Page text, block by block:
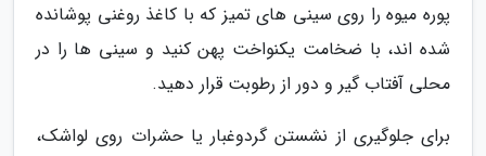
پوره میوه را روی سینی های تمیز که با کاغذ روغنی پوشانده
شده اند، با ضخامت یکنواخت پهن کنید و سینی ها را در
محلی آفتاب گیر و دور از رطوبت قرار دهید.
برای جلوگیری از نشستن گردوغبار یا حشرات روی لواشک،